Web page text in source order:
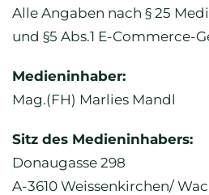
Alle Angaben nach § 25
und §5 Abs.1 E-Commerce-
Medieninhaber:
Mag.(FH) Marlies Mandl
Sitz des Medieninhabers:
Donaugasse 298
A-3610 Weissenkirchen/